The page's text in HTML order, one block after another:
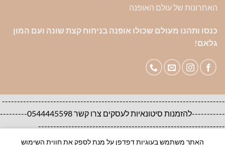
האחרונות של עולם האופנה
כנסו ותהנו מעולם שכולו אופנה בניחוח קצת שונה ועם המון
גלאם!
--------------------------------------------------------------------------
-----------להזמנות סיטונאיות לעסקים צרו קשר 0544445598---------
--------------------------------------------------------------
האתר משתמש בעוגיות דפדפן על מנת לספק את חווית השימוש